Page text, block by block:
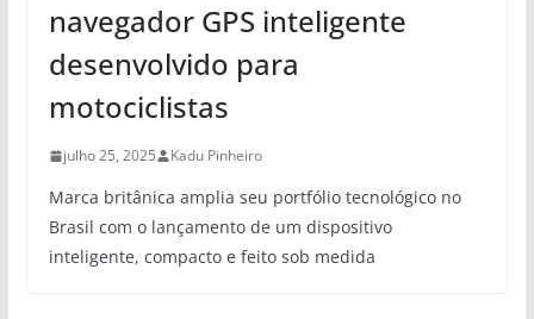
navegador GPS inteligente
desenvolvido para
motociclistas
julho 25, 2025 Kadu Pinheiro
Marca britânica amplia seu portfólio tecnológico no
Brasil com o lançamento de um dispositivo
inteligente, compacto e feito sob medida